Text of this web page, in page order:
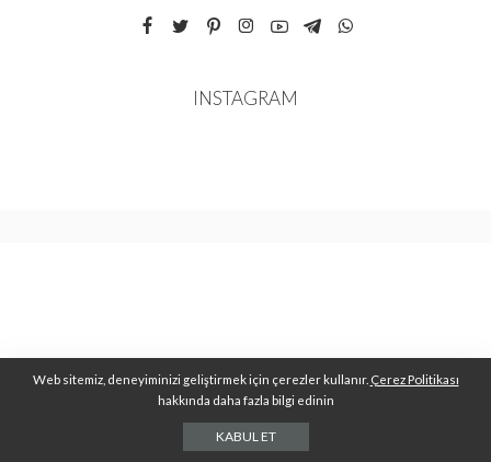
INSTAGRAM
Web sitemiz, deneyiminizi geliştirmek için çerezler kullanır. Çerez Politikası
hakkında daha fazla bilgi edinin
KABUL ET